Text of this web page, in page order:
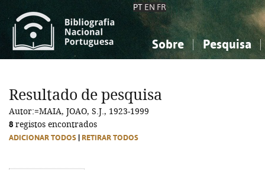
PT EN FR
Sobre Pesquisa
Ciências sociais...
Ciências sociais...
Resultado de pesquisa
Autor:=MAIA, JOAO, S.J., 1923-1999
8 registos encontrados
ADICIONAR TODOS RETIRAR TODOS